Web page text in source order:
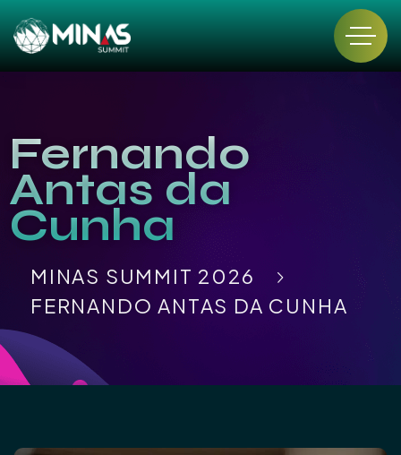
Fernando
Antas da
Cunha
MINAS SUMMIT 2026
FERNANDO ANTAS DA CUNHA